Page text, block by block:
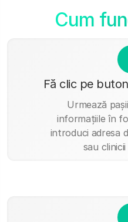
Cum
Fă clic pe
Urmează
informațiile în
introduci adresa
sau